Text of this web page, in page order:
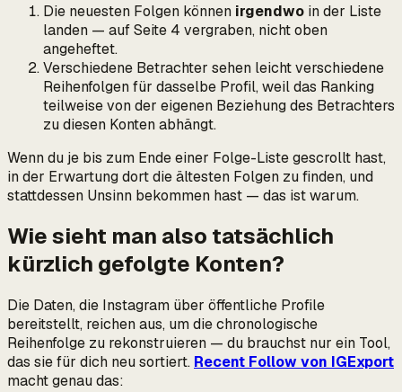
Die neuesten Folgen können irgendwo in der Liste
landen — auf Seite 4 vergraben, nicht oben
angeheftet.
Verschiedene Betrachter sehen leicht verschiedene
Reihenfolgen für dasselbe Profil, weil das Ranking
teilweise von der eigenen Beziehung des Betrachters
zu diesen Konten abhängt.
Wenn du je bis zum Ende einer Folge-Liste gescrollt hast,
in der Erwartung dort die ältesten Folgen zu finden, und
stattdessen Unsinn bekommen hast — das ist warum.
Wie sieht man also tatsächlich
kürzlich gefolgte Konten?
Die Daten, die Instagram über öffentliche Profile
bereitstellt, reichen aus, um die chronologische
Reihenfolge zu rekonstruieren — du brauchst nur ein Tool,
das sie für dich neu sortiert. Recent Follow von IGExport
macht genau das: